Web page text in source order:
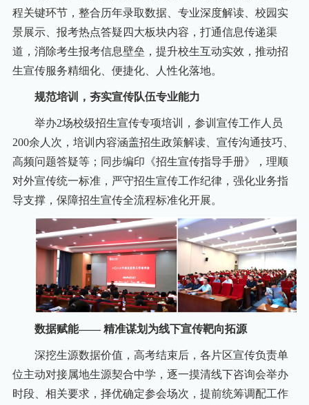
程关键环节，整合历年录取数据、专业深度解读、校园实
景展示、报考热点答疑四大板块内容，打通信息传递渠
道，消除考生报考信息壁垒，提升校生互动实效，推动招
生宣传服务精细化、便捷化、人性化落地。
规范培训，夯实宣传队伍专业能力
举办2场校级招生宣传专项培训，参训宣传工作人员
200余人次，培训内容涵盖招生政策解读、宣传沟通技巧、
高频问题答疑等；同步编印《招生宣传指导手册》，理顺
对外宣传统一标准，严守招生宣传工作纪律，强化业务指
导支撑，保障招生宣传全流程标准化开展。
数据赋能—— 精准谋划为线下宣传靶向拓源
深挖生源数据价值，高考结束后，各片区宣传负责单
位主动对接属地生源契合中学，逐一摸清线下咨询会举办
时段、相关要求，择优确定参会场次，提前统筹调配工作